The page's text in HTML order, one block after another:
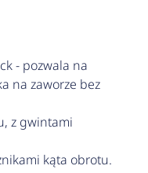
- pozwala na
na zaworze bez
z gwintami
kąta obrotu.